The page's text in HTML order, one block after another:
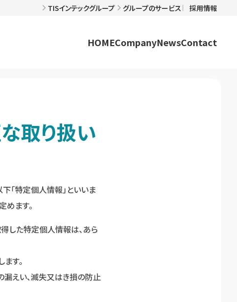
TISインテックグループ グループのサービス 採用情報
HOMECompanyNewsContact
取り扱い
「特定個人情報」といいま
めます。
した特定個人情報は、あら
す。
えい、滅失又はき損の防止